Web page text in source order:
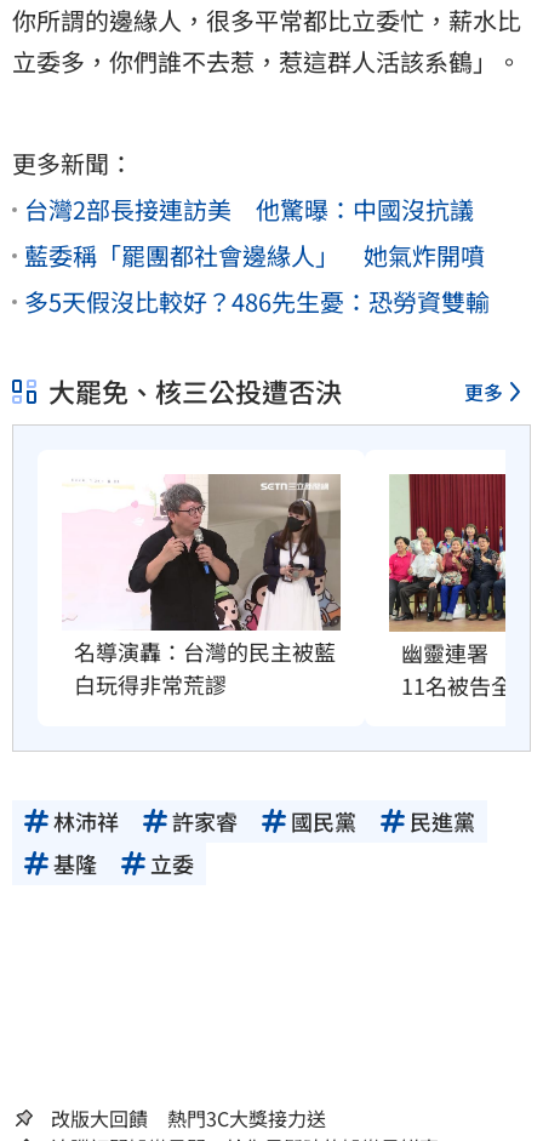
你所謂的邊緣人，很多平常都比立委忙，薪水比
立委多，你們誰不去惹，惹這群人活該系鶴」。
更多新聞：
台灣2部長接連訪美 他驚曝：中國沒抗議
藍委稱「罷團都社會邊緣人」 她氣炸開噴
多5天假沒比較好？486先生憂：恐勞資雙輸
大罷免、核三公投遭否決 更多
名導演轟：台灣的民主被藍
白玩得非常荒謬
幽靈連署　國
11名被告全緩
林沛祥 許家睿 國民黨
民進黨
基隆
立委
改版大回饋 熱門3C大獎接力送